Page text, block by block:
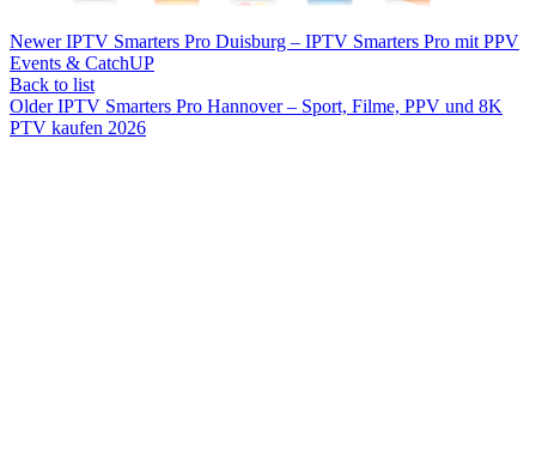
Newer IPTV Smarters Pro Duisburg – IPTV Smarters Pro mit PPV
Events & CatchUP
Back to list
Older IPTV Smarters Pro Hannover – Sport, Filme, PPV und 8K
PTV kaufen 2026